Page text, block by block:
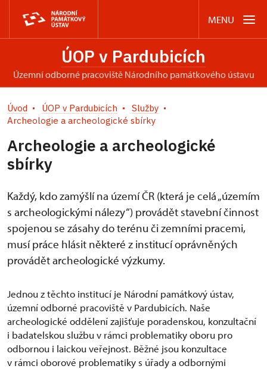
MENU
ÚOP v Pardubicích
územní odborné pracoviště Národního památkového ústavu
Úvod ÚOP v Pardubicích
Služby
Archeologie a archeologické sbírky
Archeologie a archeologické
sbírky
Každý, kdo zamýšlí na území ČR (která je celá „územím
s archeologickými nálezy“) provádět stavební činnost
spojenou se zásahy do terénu či zemními pracemi,
musí práce hlásit některé z institucí oprávněných
provádět archeologické výzkumy.
Jednou z těchto institucí je Národní památkový ústav,
územní odborné pracoviště v Pardubicích. Naše
archeologické oddělení zajišťuje poradenskou, konzultační
i badatelskou službu v rámci problematiky oboru pro
odbornou i laickou veřejnost. Běžné jsou konzultace
v rámci oborové problematiky s úřady a odbornými